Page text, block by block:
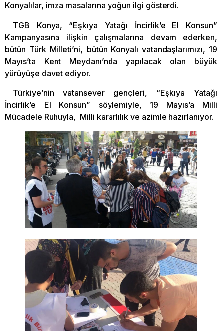
Konyalılar, imza masalarına yoğun ilgi gösterdi.
TGB Konya, “Eşkıya Yatağı İncirlik’e El Konsun”
Kampanyasına ilişkin çalışmalarına devam ederken,
bütün Türk Milleti’ni, bütün Konyalı vatandaşlarımızı, 19
Mayıs’ta Kent Meydanı’nda yapılacak olan büyük
yürüyüşe davet ediyor.
Türkiye’nin vatansever gençleri, “Eşkıya Yatağı
İncirlik’e El Konsun” söylemiyle, 19 Mayıs’a Milli
Mücadele Ruhuyla, Milli kararlılık ve azimle hazırlanıyor.